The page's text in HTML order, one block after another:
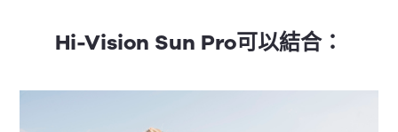
Hi-Vision Sun Pro可以結合：